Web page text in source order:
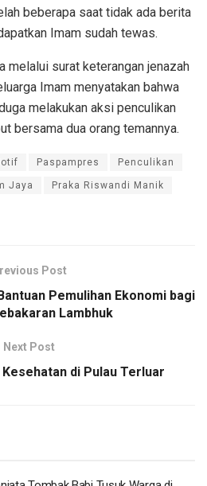
beberapa saat tidak ada berita
Imam sudah tewas.
melalui surat keterangan jenazah
Imam menyatakan bahwa
melakukan aksi penculikan
bersama dua orang temannya.
Paspampres Penculikan
Jaya Praka Riswandi Manik
Post
Pemulihan Ekonomi bagi
Lambhuk
Next Post
di Pulau Terluar